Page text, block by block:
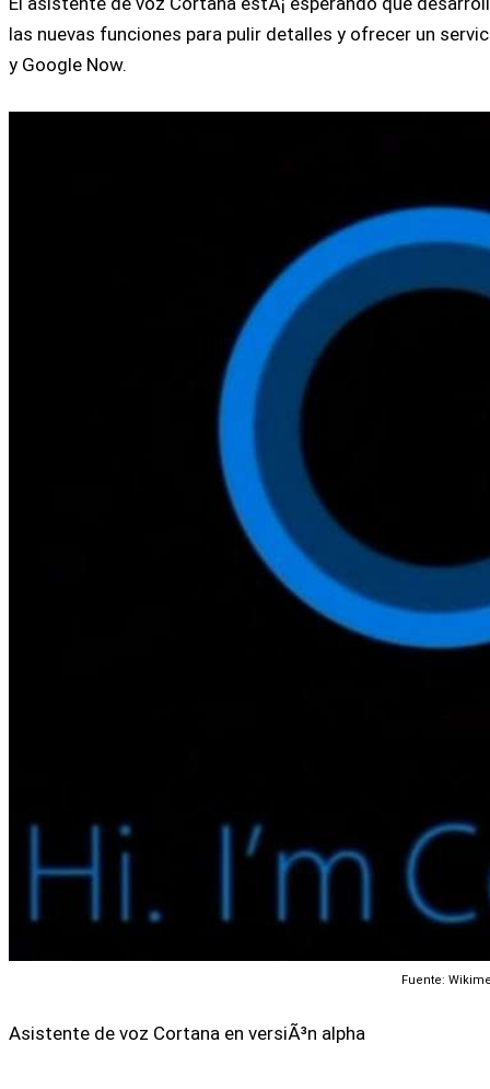
las nuevas funciones para pulir detalles y ofrecer un
y Google Now.
Fuente:
Asistente de voz Cortana en versiÃ³n alpha